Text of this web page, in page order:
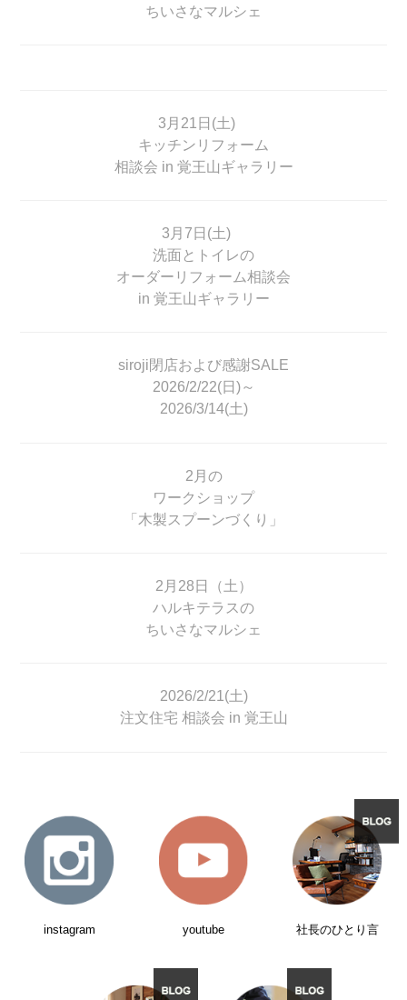
ちいさなマルシェ
3月21日(土)
キッチンリフォーム
相談会 in 覚王山ギャラリー
3月7日(土)
洗面とトイレの
オーダーリフォーム相談会
in 覚王山ギャラリー
siroji閉店および感謝SALE
2026/2/22(日)～
2026/3/14(土)
2月の
ワークショップ
「木製スプーンづくり」
2月28日（土）
ハルキテラスの
ちいさなマルシェ
2026/2/21(土)
注文住宅 相談会 in 覚王山
instagram youtube 社長のひとり言